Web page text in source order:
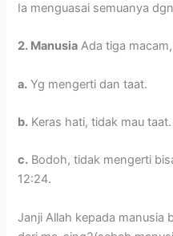
Ia menguasai semuanya
2. Manusia Ada tiga
a. Yg mengerti dan taat.
b. Keras hati, tidak mau taat.
c. Bodoh, tidak mengerti
12:24.
Janji Allah kepada manusia